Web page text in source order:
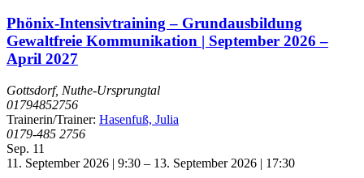
Phönix-Intensivtraining – Grundausbildung
Gewaltfreie Kommunikation | September 2026 –
April 2027
Gottsdorf, Nuthe-Ursprungtal
01794852756
Trainerin/Trainer: Hasenfuß, Julia
0179-485 2756
Sep. 11
11. September 2026 | 9:30 – 13. September 2026 | 17:30